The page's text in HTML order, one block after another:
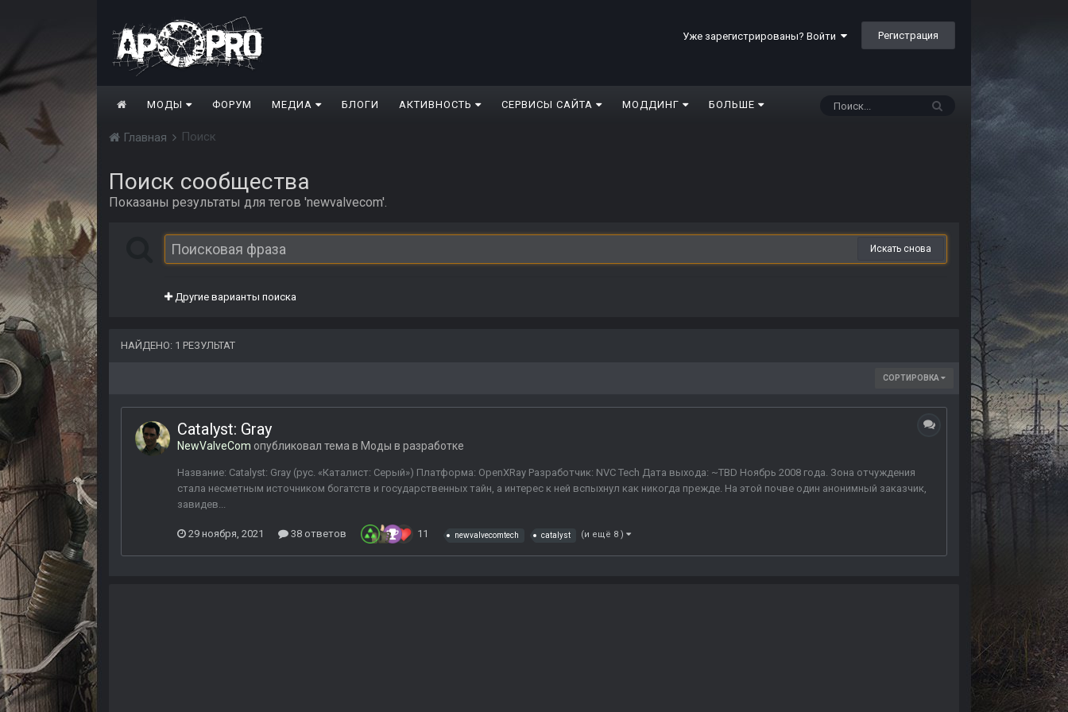
Уже зарегистрированы? Войти Регистрация
МОДЫ ФОРУМ МЕДИА БЛОГИ АКТИВНОСТЬ СЕРВИСЫ САЙТА МОДДИНГ БОЛЬШЕ
Главная Поиск
Поиск сообщества
Показаны результаты для тегов 'newvalvecom'.
Искать снова
Другие варианты поиска
НАЙДЕНО: 1 РЕЗУЛЬТАТ
СОРТИРОВКА
Catalyst: Gray
NewValveCom опубликовал тема в Моды в разработке
Название: Catalyst: Gray (рус. «Каталист: Серый») Платформа: OpenXRay Разработчик: NVC Tech Дата выхода: ~TBD Ноябрь 2008 года. Зона отчуждения
стала несметным источником богатств и государственных тайн, а интерес к ней вспыхнул как никогда прежде. На этой почве один анонимный заказчик,
завидев...
29 ноября, 2021 38 ответов 11 newvalvecomtech catalyst (и ещё 8 )